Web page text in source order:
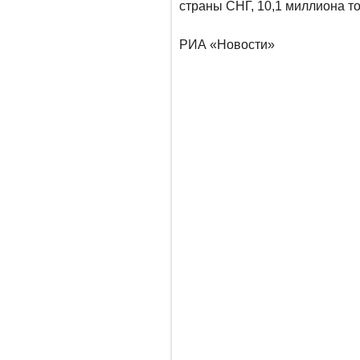
страны СНГ, 10,1 миллиона
РИА «Новости»